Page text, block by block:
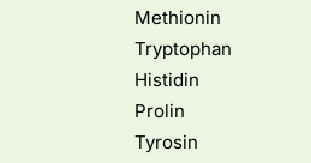
Methionin
Tryptophan
Histidin
Prolin
Tyrosin